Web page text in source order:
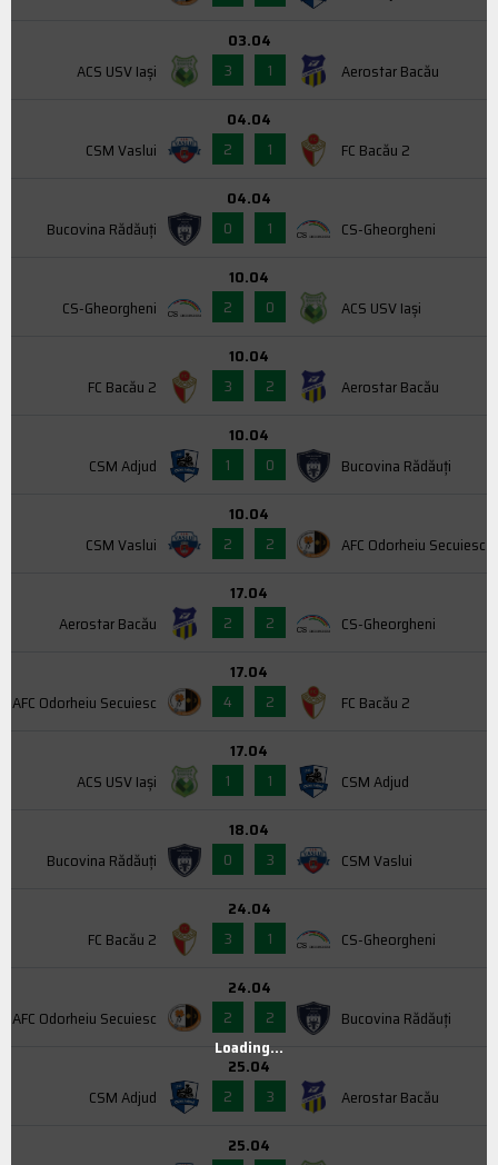
ACS USV Iaşi
03.04
3
1 Aerostar Bacău
CSM Vaslui
04.04
2
1 FC Bacău 2
Bucovina Rădăuți
04.04
0
1 CS-Gheorgheni
CS-Gheorgheni
10.04
2
0 ACS USV Iaşi
FC Bacău 2
10.04
3
2 Aerostar Bacău
CSM Adjud
10.04
1
0 Bucovina Rădăuți
CSM Vaslui
10.04
2
2 AFC Odorheiu Secuiesc
Aerostar Bacău
17.04
2
2 CS-Gheorgheni
AFC Odorheiu Secuiesc
17.04
4
2 FC Bacău 2
ACS USV Iaşi
17.04
1
1 CSM Adjud
Bucovina Rădăuți
18.04
0
3 CSM Vaslui
FC Bacău 2
24.04
3
1 CS-Gheorgheni
AFC Odorheiu Secuiesc
24.04
2
2 Bucovina Rădăuți
CSM Adjud
25.04
2
3 Aerostar Bacău
25.04
Loading...